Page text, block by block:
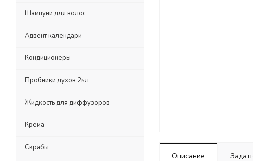
Описание
Шампуни для волос
Адвент календари
Кондиционеры
Пробники духов 2мл
Жидкость для диффузоров
Крема
Скрабы